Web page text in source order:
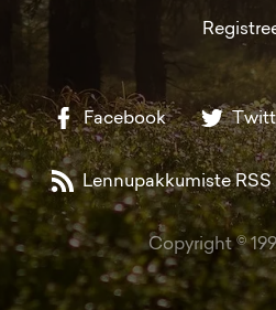
Facebook
Lennupakkumiste RSS
Copyright ©